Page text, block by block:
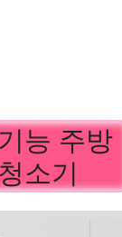
능 주방
소기